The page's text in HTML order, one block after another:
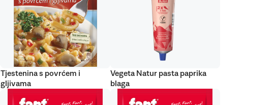
Tjestenina s povrćem i
gljivama
Vegeta Natur pasta paprika
blaga